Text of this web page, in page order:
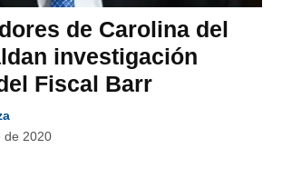
de Carolina del
investigación
Fiscal Barr
de 2020